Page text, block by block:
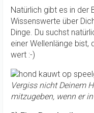
Natürlich gibt es in der
Wissenswerte über
Dinge. Du suchst
einer Wellenlänge bist,
wert :-)
Vergiss nicht Deinem
mitzugeben, wenn er